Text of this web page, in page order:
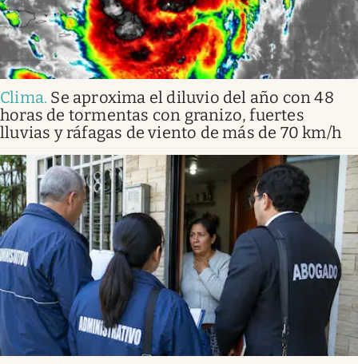
Clima. Se aproxima el diluvio del año con 48
horas de tormentas con granizo, fuertes
lluvias y ráfagas de viento de más de 70 km/h